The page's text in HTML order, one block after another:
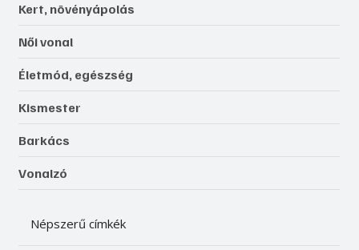
Kert, növényápolás
Női vonal
Életmód, egészség
Kismester
Barkács
Vonalzó
Népszerű címkék